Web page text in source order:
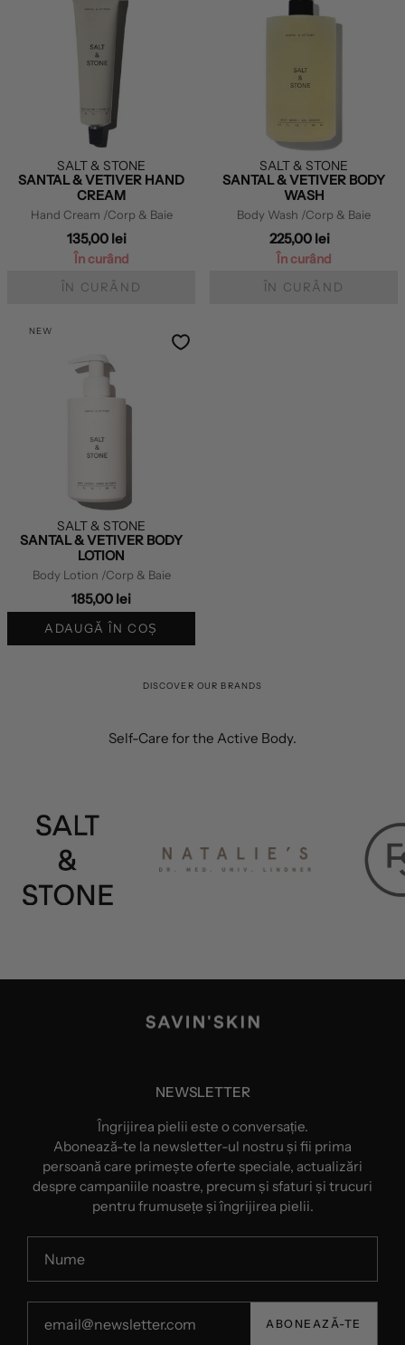
SALT & STONE
SANTAL & VETIVER HAND
CREAM
Hand Cream /Corp & Baie
135,00 lei
În curând
ÎN CURÂND
SALT & STONE
SANTAL & VETIVER BODY
WASH
Body Wash /Corp & Baie
225,00 lei
În curând
ÎN CURÂND
NEW
SALT & STONE
SANTAL & VETIVER BODY
LOTION
Body Lotion /Corp & Baie
185,00 lei
ADAUGĂ ÎN COȘ
DISCOVER OUR BRANDS
Self-Care for the Active Body.
NEWSLETTER
Îngrijirea pielii este o conversație.
Abonează-te la newsletter-ul nostru și fii prima
persoană care primește oferte speciale, actualizări
despre campaniile noastre, precum și sfaturi și trucuri
pentru frumusețe și îngrijirea pielii.
ABONEAZĂ-TE